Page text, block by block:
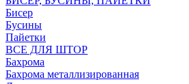
Бисер
Бусины
Пайетки
ВСЕ ДЛЯ ШТОР
Бахрома
Бахрома металлизированная